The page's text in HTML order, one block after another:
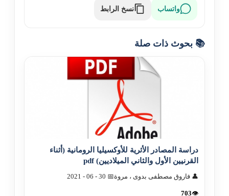
واتساب نسخ الرابط
📚 بحوث ذات صلة
دراسة المصادر الأثرية للأوکسيليا الرومانية (أثناء
القرنيين الأول والثاني الميلاديين) pdf
👤 فاروق مصطفى بدوى ، مروة📅 30 - 06 - 2021
👁️
703